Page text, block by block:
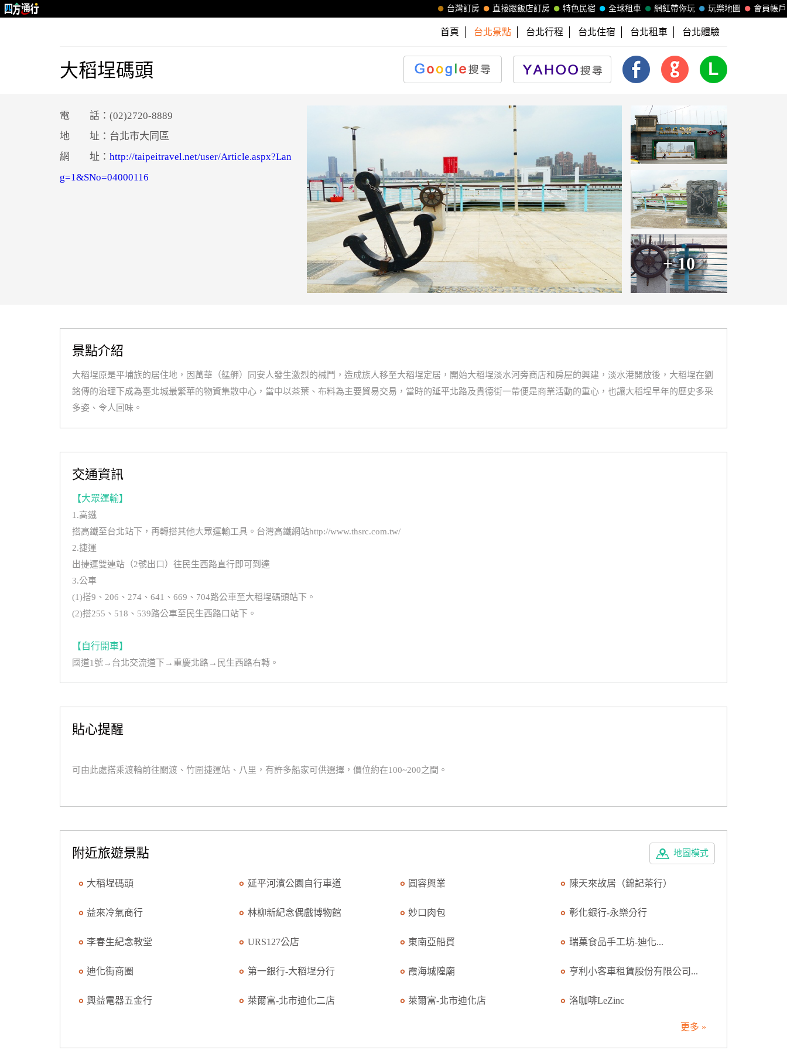
會員帳戶
玩樂地圖
網紅帶你玩
全球租車
特色民宿
直接跟飯店訂房
台灣訂房
首頁 台北景點 台北行程 台北住宿 台北租車 台北體驗
大稻埕碼頭
+ 10
電 話：(02)2720-8889
地 址：台北市大同區
網 址： http://taipeitravel.net/user/Article.aspx?Lan
g=1&SNo=04000116
景點介紹
大稻埕原是平埔族的居住地，因萬華（艋舺）同安人發生激烈的械鬥，造成族人移至大稻埕定居，開始大稻埕淡水河旁商店和房屋的興建，淡水港開放後，大稻埕在劉
銘傳的治理下成為臺北城最繁華的物資集散中心，當中以茶葉、布料為主要貿易交易，當時的延平北路及貴德街一帶便是商業活動的重心，也讓大稻埕早年的歷史多采
多姿、令人回味。
交通資訊
【大眾運輸】
1.高鐵
搭高鐵至台北站下，再轉搭其他大眾運輸工具。台灣高鐵網站http://www.thsrc.com.tw/
2.捷運
出捷運雙連站（2號出口）往民生西路直行即可到達
3.公車
(1)搭9、206、274、641、669、704路公車至大稻埕碼頭站下。
(2)搭255、518、539路公車至民生西路口站下。
【自行開車】
國道1號→台北交流道下→重慶北路→民生西路右轉。
貼心提醒
可由此處搭乘渡輪前往關渡、竹圍捷運站、八里，有許多船家可供選擇，價位約在100~200之間。
地圖模式
附近旅遊景點
大稻埕碼頭 延平河濱公園自行車道 圓容興業 陳天來故居（錦記茶行）
益來冷氣商行 林柳新紀念偶戲博物館 妙口肉包 彰化銀行-永樂分行
李春生紀念教堂 URS127公店 東南亞船貿 瑞菓食品手工坊-迪化...
迪化街商圈 第一銀行-大稻埕分行 霞海城隍廟 亨利小客車租賃股份有限公司...
興益電器五金行 萊爾富-北市迪化二店 萊爾富-北市迪化店 洛咖啡LeZinc
更多 »